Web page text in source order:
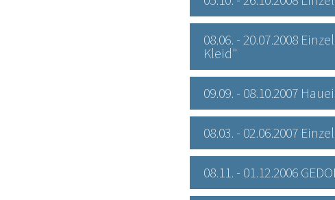
08.06. - 20.07.2008
Kleid"
09.09. - 08.10.2007
08.03. - 02.06.2007
08.11. - 01.12.2006